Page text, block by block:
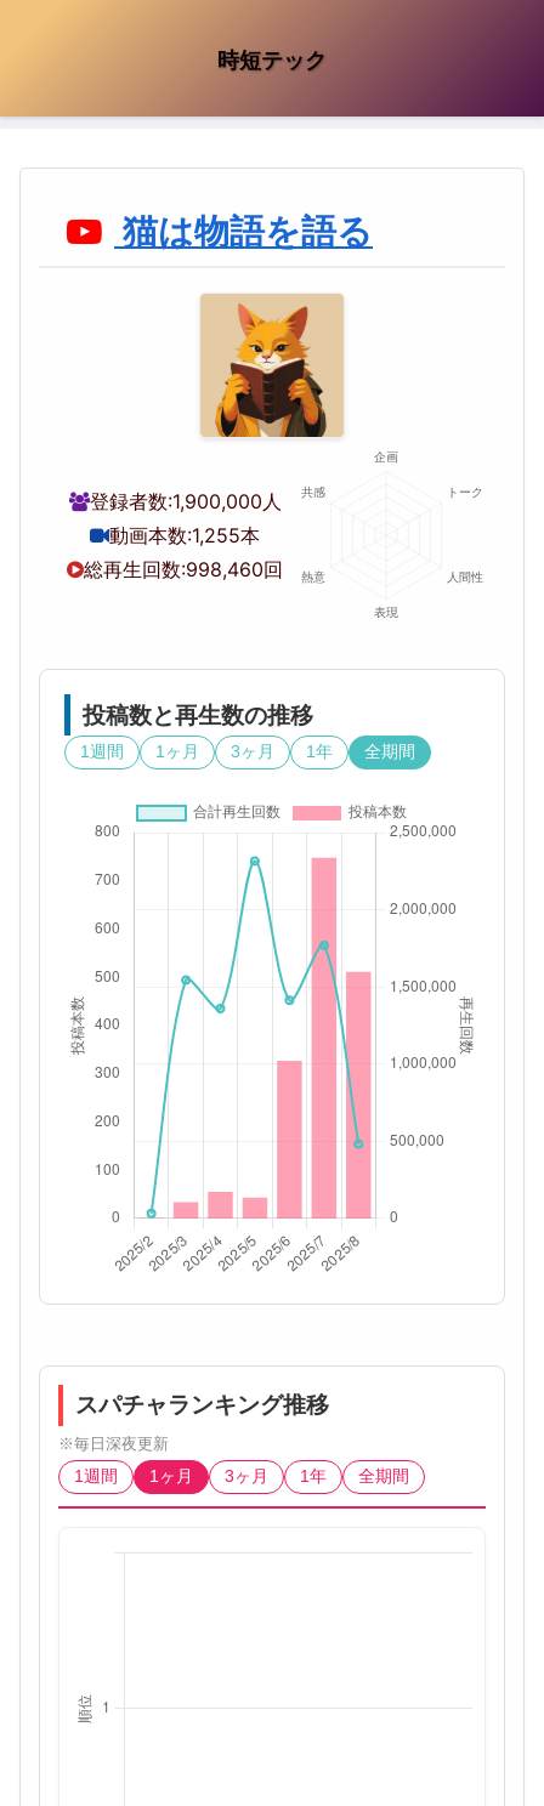
時短テック
猫は物語を語る
登録者数:1,900,000人
動画本数:1,255本
総再生回数:998,460回
投稿数と再生数の推移
1週間 1ヶ月 3ヶ月 1年 全期間
スパチャランキング推移
※毎日深夜更新
1週間
1ヶ月 3ヶ月 1年 全期間